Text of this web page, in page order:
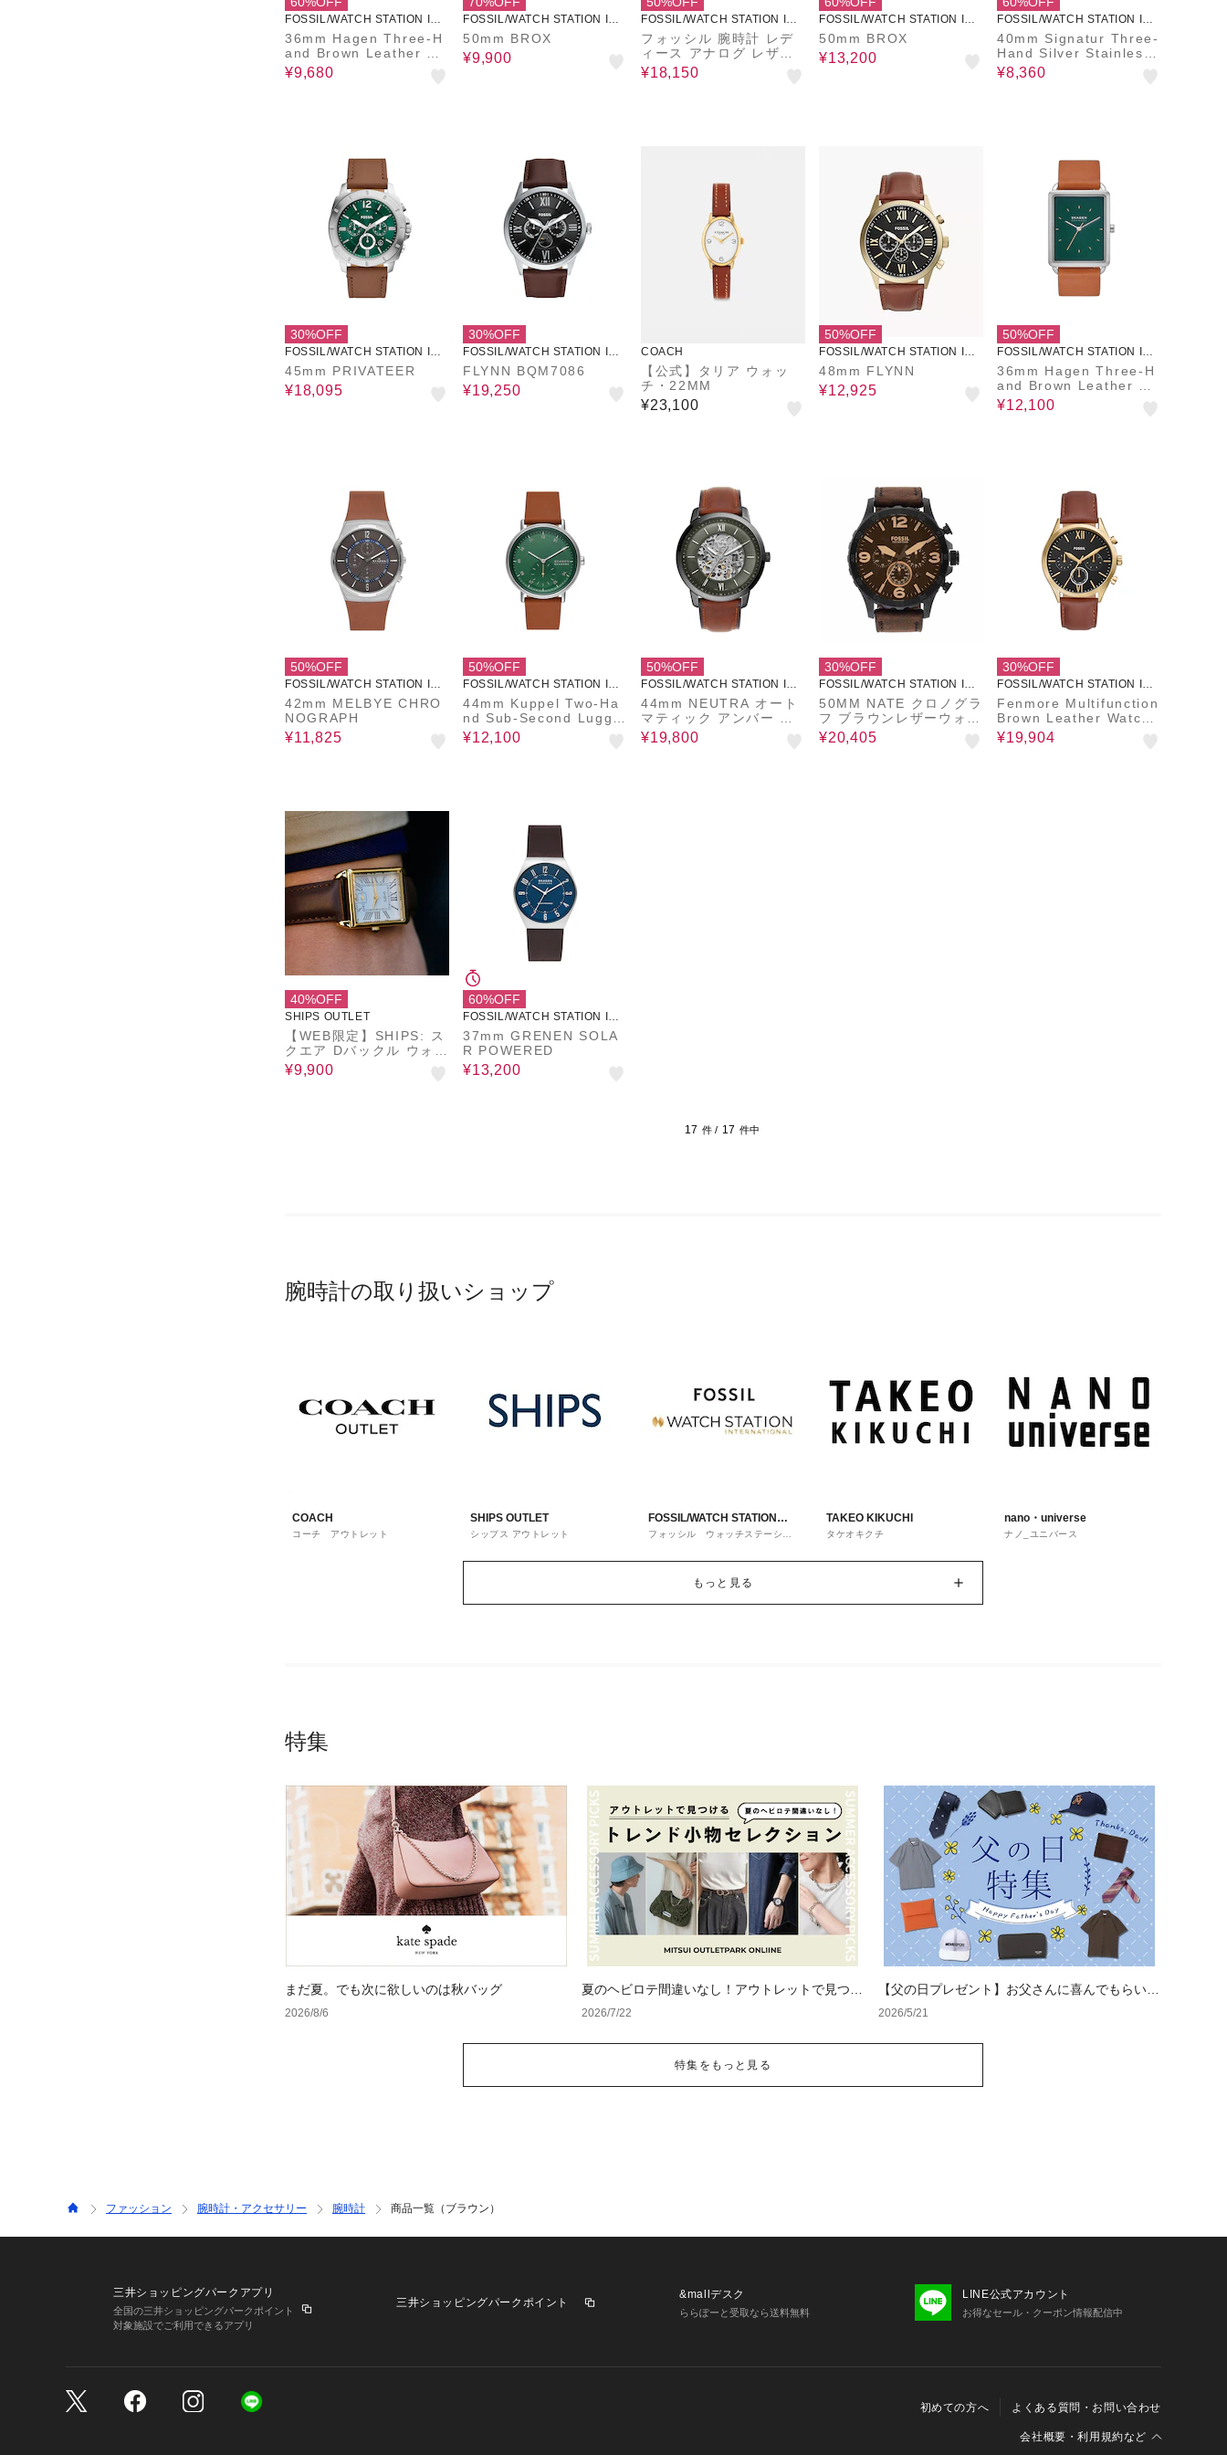
FOSSIL/WATCH STATION INT
ERNATIONAL
36mm Hagen Three-H
and Brown Leather Wa
tch
¥9,680
FOSSIL/WATCH STATION INT
ERNATIONAL
50mm BROX
¥9,900
FOSSIL/WATCH STATION INT
ERNATIONAL
フォッシル 腕時計 レデ
ィース アナログ レザー
ES5377SET
¥18,150
FOSSIL/WATCH STATION INT
ERNATIONAL
50mm BROX
¥13,200
FOSSIL/WATCH STATION INT
ERNATIONAL
40mm Signatur Three-
Hand Silver Stainless
Steel Bracelet Watch
¥8,360
30%OFF
FOSSIL/WATCH STATION INT
ERNATIONAL
45mm PRIVATEER
¥18,095
30%OFF
FOSSIL/WATCH STATION INT
ERNATIONAL
FLYNN BQM7086
¥19,250
COACH
【公式】タリア ウォッ
チ・22MM
¥23,100
50%OFF
FOSSIL/WATCH STATION INT
ERNATIONAL
48mm FLYNN
¥12,925
50%OFF
FOSSIL/WATCH STATION INT
ERNATIONAL
36mm Hagen Three-H
and Brown Leather Wa
tch
¥12,100
50%OFF
FOSSIL/WATCH STATION INT
ERNATIONAL
42mm MELBYE CHRO
NOGRAPH
¥11,825
50%OFF
FOSSIL/WATCH STATION INT
ERNATIONAL
44mm Kuppel Two-Ha
nd Sub-Second Lugga
ge Leather Watch
¥12,100
50%OFF
FOSSIL/WATCH STATION INT
ERNATIONAL
44mm NEUTRA オート
マティック アンバー レ
ザーウォッチ
¥19,800
30%OFF
FOSSIL/WATCH STATION INT
ERNATIONAL
50MM NATE クロノグラ
フ ブラウンレザーウォッ
チ
¥20,405
30%OFF
FOSSIL/WATCH STATION INT
ERNATIONAL
Fenmore Multifunction
Brown Leather Watch
BQM2404
¥19,904
40%OFF
SHIPS OUTLET
【WEB限定】SHIPS: ス
クエア Dバックル ウォッ
チ
¥9,900
60%OFF
FOSSIL/WATCH STATION INT
ERNATIONAL
37mm GRENEN SOLA
R POWERED
¥13,200
17 件 / 17 件中
腕時計の取り扱いショップ
COACH
コーチ アウトレット
SHIPS OUTLET
シップス アウトレット
FOSSIL/WATCH STATION
INTERNATIONAL
フォッシル ウォッチステーショ
TAKEO KIKUCHI
タケオキクチ
nano・universe
ナノ_ユニバース
もっと見る
特集
まだ夏。でも次に欲しいのは秋バッグ
2026/8/6
夏のヘビロテ間違いなし！アウトレットで見つけ
るトレンド小物セレクション
2026/7/22
【父の日プレゼント】お父さんに喜んでもらいた
い！「実用的＆ワンランク上のアイテム」特集
2026/5/21
特集をもっと見る
ファッション 腕時計・アクセサリー 腕時計 商品一覧（ブラウン）
三井ショッピングパークアプリ
全国の三井ショッピングパークポイント
対象施設でご利用できるアプリ
三井ショッピングパークポイント
&mallデスク
ららぽーと受取なら送料無料
LINE公式アカウント
お得なセール・クーポン情報配信中
初めての方へ よくある質問・お問い合わせ
会社概要・利用規約など